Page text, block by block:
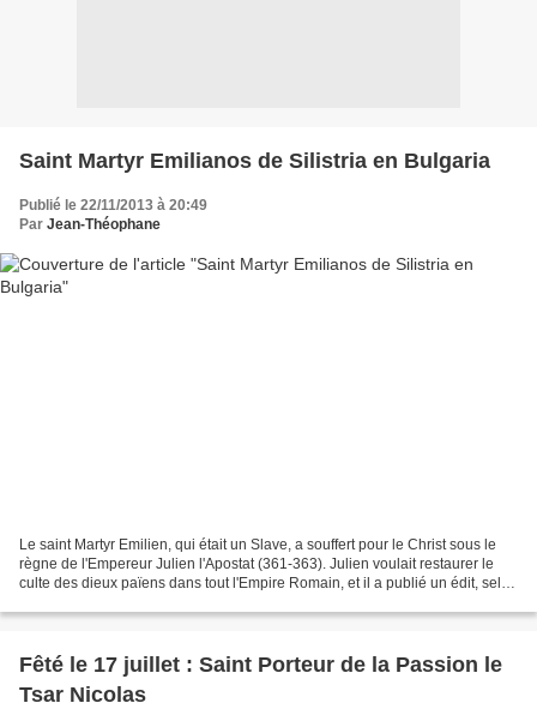
Saint Martyr Emilianos de Silistria en Bulgaria
Publié le 22/11/2013 à 20:49
Par Jean-Théophane
Le saint Martyr Emilien, qui était un Slave, a souffert pour le Christ sous le
règne de l'Empereur Julien l'Apostat (361-363). Julien voulait restaurer le
culte des dieux païens dans tout l'Empire Romain, et il a publié un édit, selon
Fêté le 17 juillet : Saint Porteur de la Passion le
Tsar Nicolas